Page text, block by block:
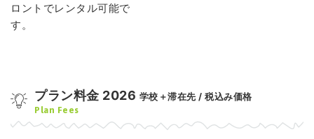
ロントでレンタル可能で
す。
プラン料金 2026 学校＋滞在先 / 税込み価格
Plan Fees